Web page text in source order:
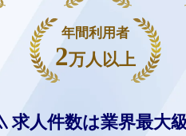
求人件数は業界最大
年間利用者
2万人以上